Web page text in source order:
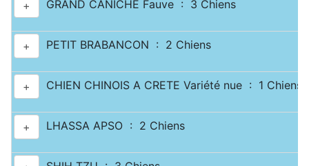
+ GRAND CANICHE Fauve : 3 Chiens
+ PETIT BRABANCON : 2 Chiens
+ CHIEN CHINOIS A CRETE Variété nue : 1 Chiens
+ LHASSA APSO : 2 Chiens